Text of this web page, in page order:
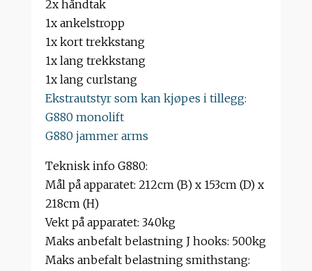
2x håndtak
1x ankelstropp
1x kort trekkstang
1x lang trekkstang
1x lang curlstang
Ekstrautstyr som kan kjøpes i tillegg:
G880 monolift
G880 jammer arms
Teknisk info G880:
Mål på apparatet: 212cm (B) x 153cm (D) x
218cm (H)
Vekt på apparatet: 340kg
Maks anbefalt belastning J hooks: 500kg
Maks anbefalt belastning smithstang: